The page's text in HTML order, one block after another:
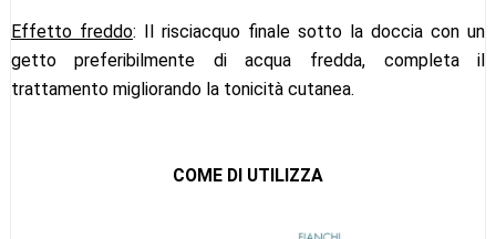
Effetto freddo: Il risciacquo finale sotto la doccia con un
getto preferibilmente di acqua fredda, completa il
trattamento migliorando la tonicità cutanea.
COME DI UTILIZZA